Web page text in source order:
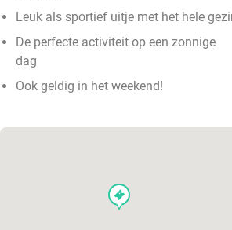
Leuk als sportief uitje met het hele
De perfecte activiteit op een zonnige
dag
Ook geldig in het weekend!
events